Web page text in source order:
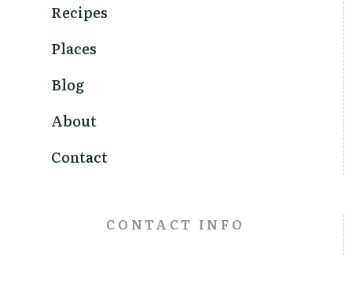
Recipes
Places
Blog
About
Contact
CONTACT INFO